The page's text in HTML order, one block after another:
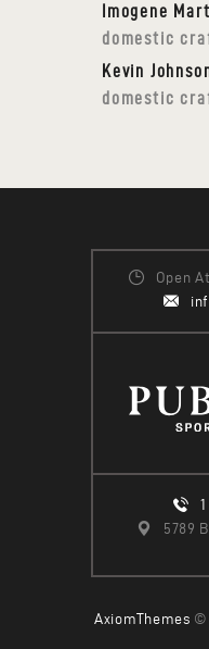
Imogene
domestic
Kevin
domestic
Open
5789
AxiomThemes ©